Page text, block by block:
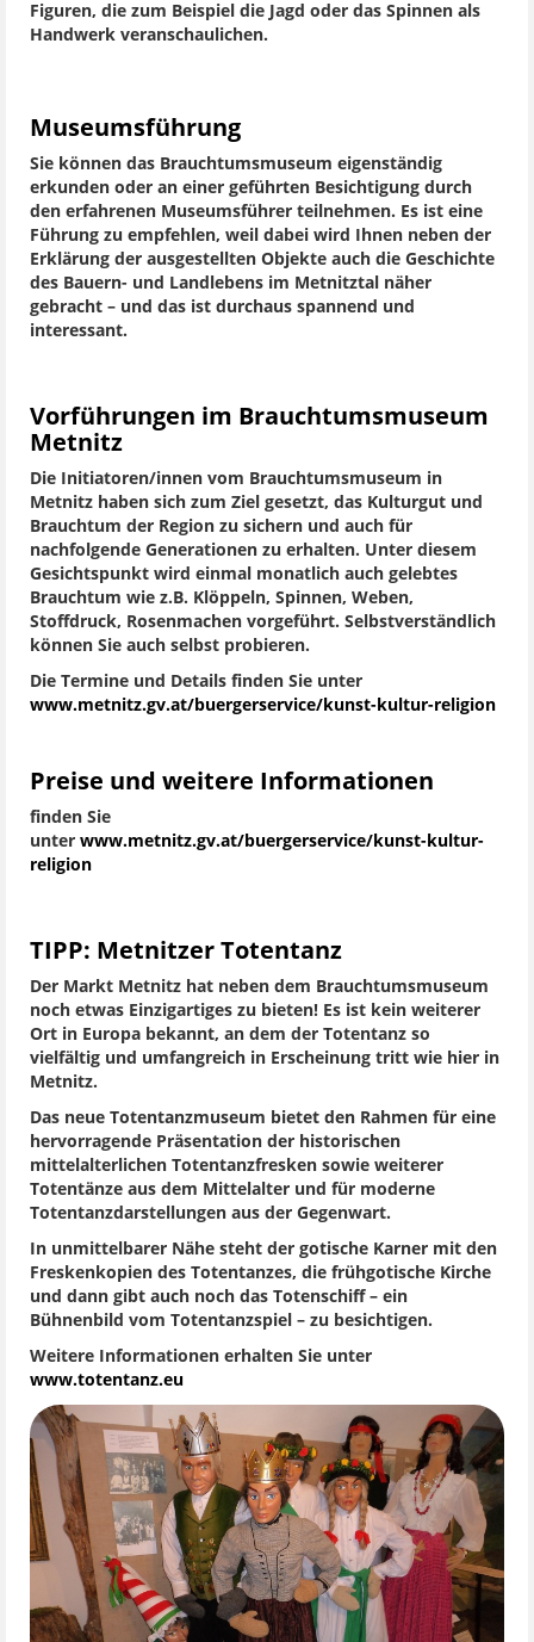
Figuren, die zum Beispiel die Jagd oder das Spinnen als
Handwerk veranschaulichen.
Museumsführung
Sie können das Brauchtumsmuseum eigenständig
erkunden oder an einer geführten Besichtigung durch
den erfahrenen Museumsführer teilnehmen. Es ist eine
Führung zu empfehlen, weil dabei wird Ihnen neben der
Erklärung der ausgestellten Objekte auch die Geschichte
des Bauern- und Landlebens im Metnitztal näher
gebracht – und das ist durchaus spannend und
interessant.
Vorführungen im Brauchtumsmuseum
Metnitz
Die Initiatoren/innen vom Brauchtumsmuseum in
Metnitz haben sich zum Ziel gesetzt, das Kulturgut und
Brauchtum der Region zu sichern und auch für
nachfolgende Generationen zu erhalten. Unter diesem
Gesichtspunkt wird einmal monatlich auch gelebtes
Brauchtum wie z.B. Klöppeln, Spinnen, Weben,
Stoffdruck, Rosenmachen vorgeführt. Selbstverständlich
können Sie auch selbst probieren.
Die Termine und Details finden Sie unter
www.metnitz.gv.at/buergerservice/kunst-kultur-religion
Preise und weitere Informationen
finden Sie
unter www.metnitz.gv.at/buergerservice/kunst-kultur-
religion
TIPP: Metnitzer Totentanz
Der Markt Metnitz hat neben dem Brauchtumsmuseum
noch etwas Einzigartiges zu bieten! Es ist kein weiterer
Ort in Europa bekannt, an dem der Totentanz so
vielfältig und umfangreich in Erscheinung tritt wie hier in
Metnitz.
Das neue Totentanzmuseum bietet den Rahmen für eine
hervorragende Präsentation der historischen
mittelalterlichen Totentanzfresken sowie weiterer
Totentänze aus dem Mittelalter und für moderne
Totentanzdarstellungen aus der Gegenwart.
In unmittelbarer Nähe steht der gotische Karner mit den
Freskenkopien des Totentanzes, die frühgotische Kirche
und dann gibt auch noch das Totenschiff – ein
Bühnenbild vom Totentanzspiel – zu besichtigen.
Weitere Informationen erhalten Sie unter
www.totentanz.eu